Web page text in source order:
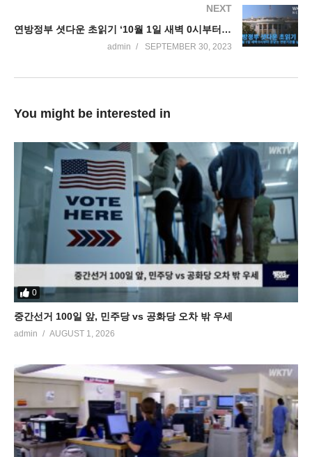
NEXT
연방정부 셧다운 초읽기 ‘10월 1일 새벽 0시부터 문닫는 연방기관들 상당수’
admin SEPTEMBER 30, 2023
You might be interested in
0
중간선거 100일 앞, 민주당 vs 공화당 오차 밖 우세
admin AUGUST 1, 2026